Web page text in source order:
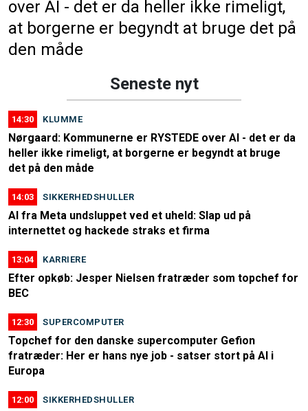
over AI - det er da heller ikke rimeligt,
at borgerne er begyndt at bruge det på
den måde
Seneste nyt
14:30 KLUMME
Nørgaard: Kommunerne er RYSTEDE over AI - det er da
heller ikke rimeligt, at borgerne er begyndt at bruge
det på den måde
14:03 SIKKERHEDSHULLER
AI fra Meta undsluppet ved et uheld: Slap ud på
internettet og hackede straks et firma
13:04 KARRIERE
Efter opkøb: Jesper Nielsen fratræder som topchef for
BEC
12:30 SUPERCOMPUTER
Topchef for den danske supercomputer Gefion
fratræder: Her er hans nye job - satser stort på AI i
Europa
12:00 SIKKERHEDSHULLER